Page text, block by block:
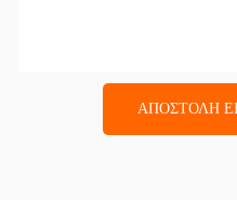
ΑΠΟΣΤΟΛΉ